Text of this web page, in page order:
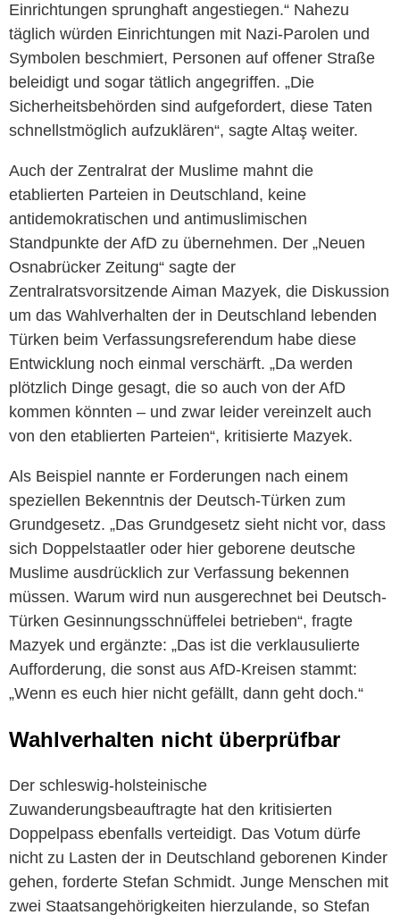
Einrichtungen sprunghaft angestiegen.“ Nahezu
täglich würden Einrichtungen mit Nazi-Parolen und
Symbolen beschmiert, Personen auf offener Straße
beleidigt und sogar tätlich angegriffen. „Die
Sicherheitsbehörden sind aufgefordert, diese Taten
schnellstmöglich aufzuklären“, sagte Altaş weiter.
Auch der Zentralrat der Muslime mahnt die
etablierten Parteien in Deutschland, keine
antidemokratischen und antimuslimischen
Standpunkte der AfD zu übernehmen. Der „Neuen
Osnabrücker Zeitung“ sagte der
Zentralratsvorsitzende Aiman Mazyek, die Diskussion
um das Wahlverhalten der in Deutschland lebenden
Türken beim Verfassungsreferendum habe diese
Entwicklung noch einmal verschärft. „Da werden
plötzlich Dinge gesagt, die so auch von der AfD
kommen könnten – und zwar leider vereinzelt auch
von den etablierten Parteien“, kritisierte Mazyek.
Als Beispiel nannte er Forderungen nach einem
speziellen Bekenntnis der Deutsch-Türken zum
Grundgesetz. „Das Grundgesetz sieht nicht vor, dass
sich Doppelstaatler oder hier geborene deutsche
Muslime ausdrücklich zur Verfassung bekennen
müssen. Warum wird nun ausgerechnet bei Deutsch-
Türken Gesinnungsschnüffelei betrieben“, fragte
Mazyek und ergänzte: „Das ist die verklausulierte
Aufforderung, die sonst aus AfD-Kreisen stammt:
„Wenn es euch hier nicht gefällt, dann geht doch.“
Wahlverhalten nicht überprüfbar
Der schleswig-holsteinische
Zuwanderungsbeauftragte hat den kritisierten
Doppelpass ebenfalls verteidigt. Das Votum dürfe
nicht zu Lasten der in Deutschland geborenen Kinder
gehen, forderte Stefan Schmidt. Junge Menschen mit
zwei Staatsangehörigkeiten hierzulande, so Stefan